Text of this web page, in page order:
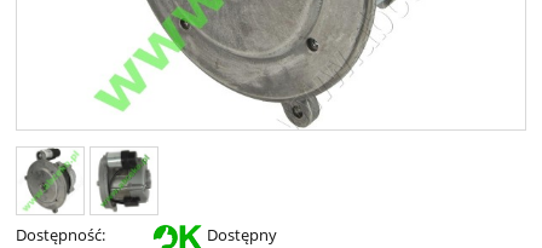
Dostępność:
Dostępny